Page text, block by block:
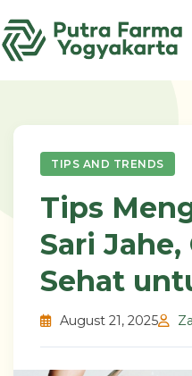
to
content
TIPS AND TRENDS
Tips
Sari Jahe,
Sehat
August 21, 2025